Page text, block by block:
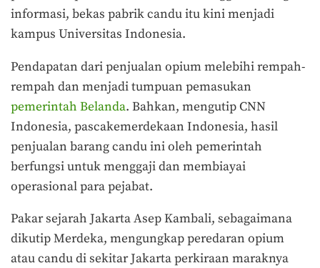
informasi, bekas pabrik candu itu kini menjadi
kampus Universitas Indonesia.
Pendapatan dari penjualan opium melebihi rempah-
rempah dan menjadi tumpuan pemasukan
pemerintah Belanda. Bahkan, mengutip CNN
Indonesia, pascakemerdekaan Indonesia, hasil
penjualan barang candu ini oleh pemerintah
berfungsi untuk menggaji dan membiayai
operasional para pejabat.
Pakar sejarah Jakarta Asep Kambali, sebagaimana
dikutip Merdeka, mengungkap peredaran opium
atau candu di sekitar Jakarta perkiraan maraknya